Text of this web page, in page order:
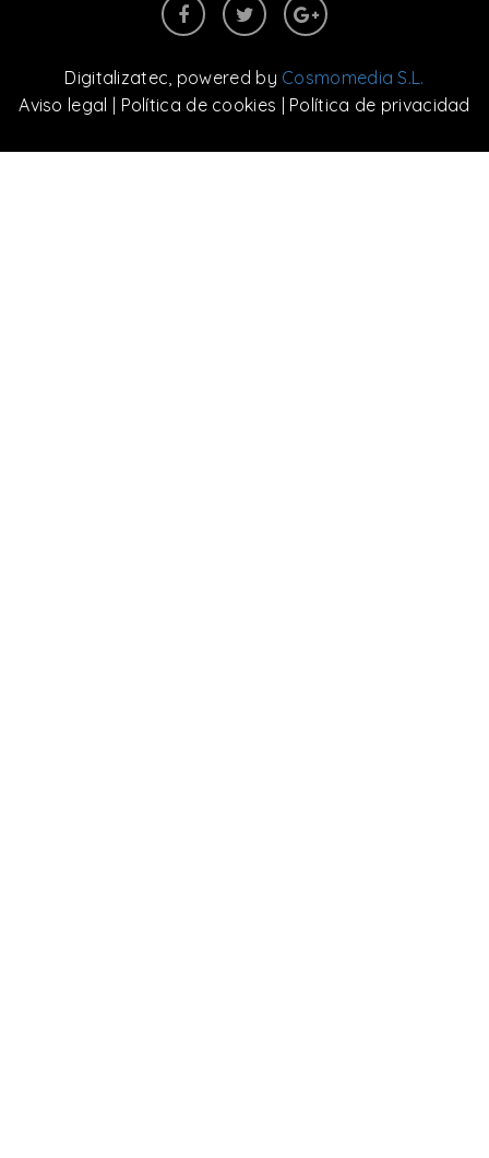
Digitalizatec, powered by Cosmomedia S.L.
Aviso legal
Política de cookies Política de privacidad